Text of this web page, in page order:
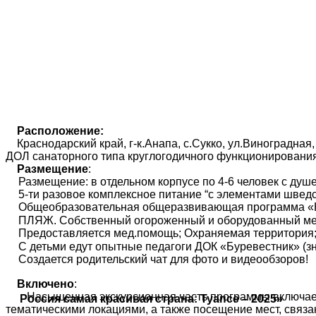
Расположение:
Краснодарский край, г-к.Анапа, с.Сукко,
ДОЛ санаторного типа круглогодичного
Размещение:
Размещение: в отдельном корпусе по 4-6 человек с
5-ти разовое комплексное питание “с элементами
Общеобразовательная общеразвивающая программа
ПЛЯЖ. Собственный огороженный и оборудованный
Предоставляется мед.помощь; Охраняемая
С детьми едут опытные педагоги ДОК «Буревестник»
Создается родительский чат для фото и видеообзоров!
Включено:
Насыщенная экскурсионная часть программы
тематическими локациями, а также посещение мест,
Россия самая красивая страна: Туапсе – 2025»